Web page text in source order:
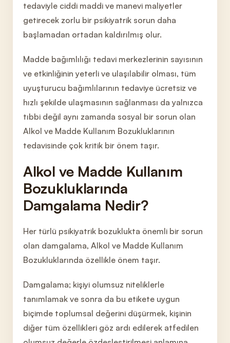
tedaviyle ciddi maddi ve manevi maliyetler
getirecek zorlu bir psikiyatrik sorun daha
başlamadan ortadan kaldırılmış olur.
Madde bağımlılığı tedavi merkezlerinin sayısının
ve etkinliğinin yeterli ve ulaşılabilir olması, tüm
uyuşturucu bağımlılarının tedaviye ücretsiz ve
hızlı şekilde ulaşmasının sağlanması da yalnızca
tıbbi değil aynı zamanda sosyal bir sorun olan
Alkol ve Madde Kullanım Bozukluklarının
tedavisinde çok kritik bir önem taşır.
Alkol ve Madde Kullanım
Bozukluklarında
Damgalama Nedir?
Her türlü psikiyatrik bozuklukta önemli bir sorun
olan damgalama, Alkol ve Madde Kullanım
Bozukluklarında özellikle önem taşır.
Damgalama; kişiyi olumsuz niteliklerle
tanımlamak ve sonra da bu etikete uygun
biçimde toplumsal değerini düşürmek, kişinin
diğer tüm özellikleri göz ardı edilerek atfedilen